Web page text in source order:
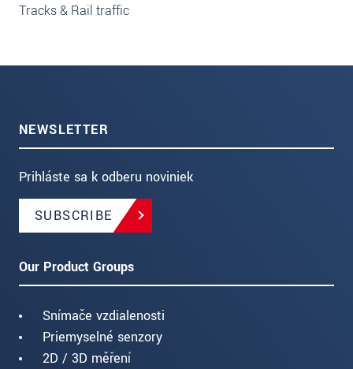
Tracks & Rail traffic
NEWSLETTER
Prihláste sa k odberu noviniek
SUBSCRIBE
Our Product Groups
Snímače vzdialenosti
Priemyselné senzory
2D / 3D měření